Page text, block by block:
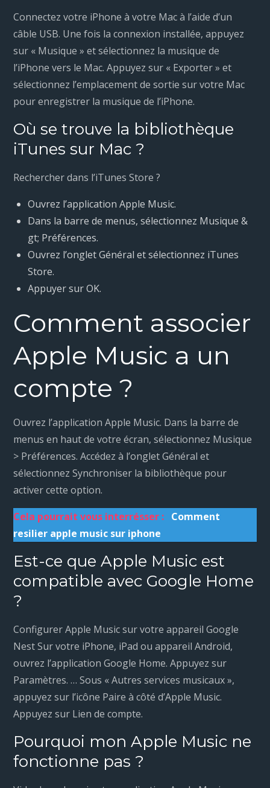
Connectez votre iPhone à votre Mac à l’aide d’un
câble USB. Une fois la connexion installée, appuyez
sur « Musique » et sélectionnez la musique de
l’iPhone vers le Mac. Appuyez sur « Exporter » et
sélectionnez l’emplacement de sortie sur votre Mac
pour enregistrer la musique de l’iPhone.
Où se trouve la bibliothèque
iTunes sur Mac ?
Rechercher dans l’iTunes Store ?
Ouvrez l’application Apple Music.
Dans la barre de menus, sélectionnez Musique &
gt; Préférences.
Ouvrez l’onglet Général et sélectionnez iTunes
Store.
Appuyer sur OK.
Comment associer
Apple Music a un
compte ?
Ouvrez l’application Apple Music. Dans la barre de
menus en haut de votre écran, sélectionnez Musique
> Préférences. Accédez à l’onglet Général et
sélectionnez Synchroniser la bibliothèque pour
activer cette option.
Cela pourrait vous interrésser : Comment
resilier apple music sur iphone
Est-ce que Apple Music est
compatible avec Google Home
?
Configurer Apple Music sur votre appareil Google
Nest Sur votre iPhone, iPad ou appareil Android,
ouvrez l’application Google Home. Appuyez sur
Paramètres. … Sous « Autres services musicaux »,
appuyez sur l’icône Paire à côté d’Apple Music.
Appuyez sur Lien de compte.
Pourquoi mon Apple Music ne
fonctionne pas ?